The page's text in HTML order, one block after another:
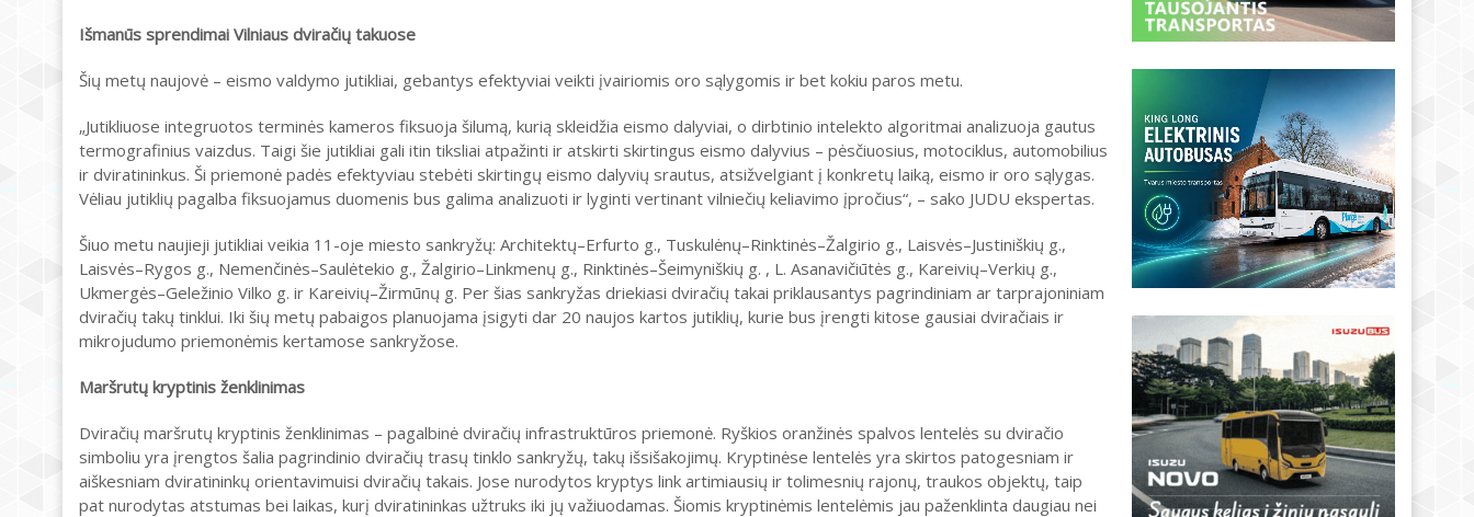
Išmanūs sprendimai Vilniaus dviračių takuose
Šių metų naujovė – eismo valdymo jutikliai, gebantys efektyviai veikti įvairiomis oro sąlygomis ir bet kokiu paros metu.
„Jutikliuose integruotos terminės kameros fiksuoja šilumą, kurią skleidžia eismo dalyviai, o dirbtinio intelekto algoritmai analizuoja gautus
termografinius vaizdus. Taigi šie jutikliai gali itin tiksliai atpažinti ir atskirti skirtingus eismo dalyvius – pėsčiuosius, motociklus, automobilius
ir dviratininkus. Ši priemonė padės efektyviau stebėti skirtingų eismo dalyvių srautus, atsižvelgiant į konkretų laiką, eismo ir oro sąlygas.
Vėliau jutiklių pagalba fiksuojamus duomenis bus galima analizuoti ir lyginti vertinant vilniečių keliavimo įpročius“, – sako JUDU ekspertas.
Šiuo metu naujieji jutikliai veikia 11-oje miesto sankryžų: Architektų–Erfurto g., Tuskulėnų–Rinktinės–Žalgirio g., Laisvės–Justiniškių g.,
Laisvės–Rygos g., Nemenčinės–Saulėtekio g., Žalgirio–Linkmenų g., Rinktinės–Šeimyniškių g. , L. Asanavičiūtės g., Kareivių–Verkių g.,
Ukmergės–Geležinio Vilko g. ir Kareivių–Žirmūnų g. Per šias sankryžas driekiasi dviračių takai priklausantys pagrindiniam ar tarprajoniniam
dviračių takų tinklui. Iki šių metų pabaigos planuojama įsigyti dar 20 naujos kartos jutiklių, kurie bus įrengti kitose gausiai dviračiais ir
mikrojudumo priemonėmis kertamose sankryžose.
Maršrutų kryptinis ženklinimas
Dviračių maršrutų kryptinis ženklinimas – pagalbinė dviračių infrastruktūros priemonė. Ryškios oranžinės spalvos lentelės su dviračio
simboliu yra įrengtos šalia pagrindinio dviračių trasų tinklo sankryžų, takų išsišakojimų. Kryptinėse lentelės yra skirtos patogesniam ir
aiškesniam dviratininkų orientavimuisi dviračių takais. Jose nurodytos kryptys link artimiausių ir tolimesnių rajonų, traukos objektų, taip
pat nurodytas atstumas bei laikas, kurį dviratininkas užtruks iki jų važiuodamas. Šiomis kryptinėmis lentelėmis jau paženklinta daugiau nei